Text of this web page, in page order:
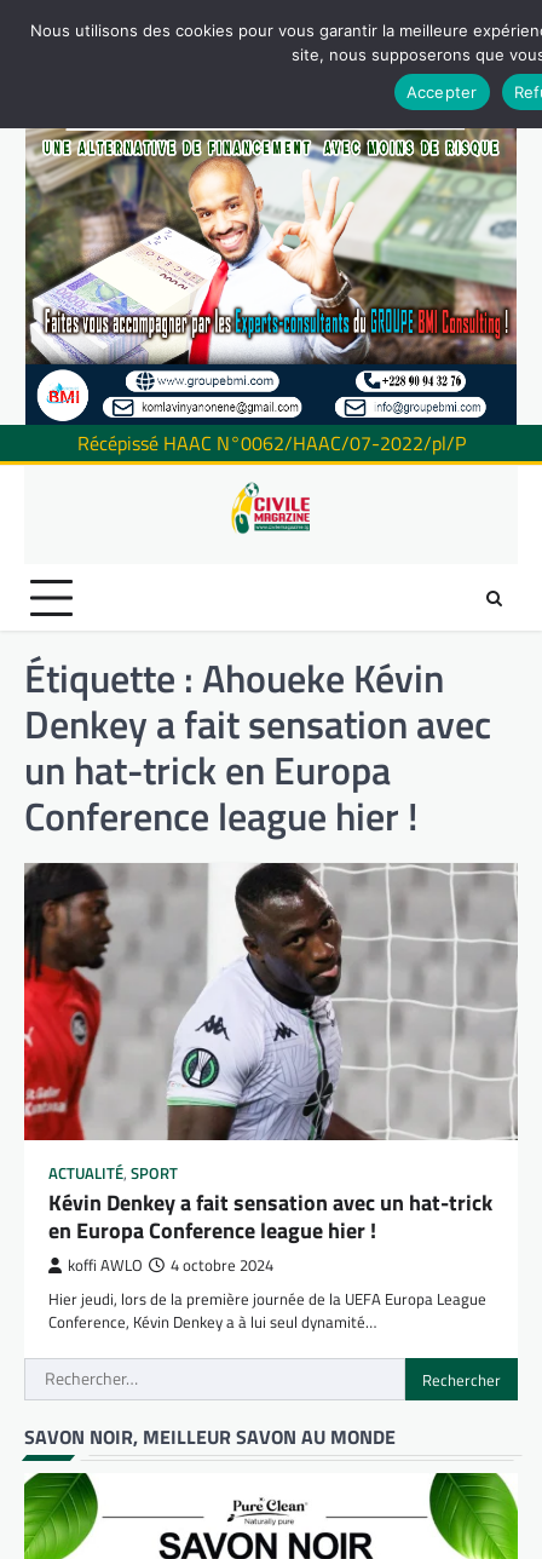
Récépissé HAAC N°0062/HAAC/07-2022/pl/P
Étiquette :Ahoueke Kévin
Denkey a fait sensation avec
un hat-trick en Europa
Conference league hier !
ACTUALITÉ, SPORT
Kévin Denkey a fait sensation avec un hat-trick
en Europa Conference league hier !
koffi AWLO 4 octobre 2024
Hier jeudi, lors de la première journée de la UEFA Europa League
Conference, Kévin Denkey a à lui seul dynamité…
Rechercher :
SAVON NOIR, MEILLEUR SAVON AU MONDE
Nous utilisons des cookies pour vous garantir la meilleure
site, nous supposerons que
Accepter